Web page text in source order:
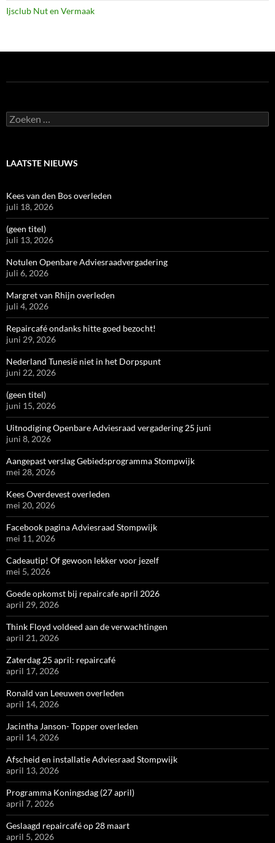
Ijsclub Nut en Vermaak
Zoeken
naar:
LAATSTE NIEUWS
Kees van den Bos overleden
juli 18, 2026
(geen titel)
juli 13, 2026
Notulen Openbare Adviesraadvergadering
juli 6, 2026
Margret van Rhijn overleden
juli 4, 2026
Repaircafé ondanks hitte goed bezocht!
juni 29, 2026
Nederland Tunesië niet in het Dorpspunt
juni 22, 2026
(geen titel)
juni 15, 2026
Uitnodiging Openbare Adviesraad vergadering 25 juni
juni 8, 2026
Aangepast verslag Gebiedsprogramma Stompwijk
mei 28, 2026
Kees Overdevest overleden
mei 20, 2026
Facebook pagina Adviesraad Stompwijk
mei 11, 2026
Cadeautip! Of gewoon lekker voor jezelf
mei 5, 2026
Goede opkomst bij repaircafe april 2026
april 29, 2026
Think Floyd voldeed aan de verwachtingen
april 21, 2026
Zaterdag 25 april: repaircafé
april 17, 2026
Ronald van Leeuwen overleden
april 14, 2026
Jacintha Janson- Topper overleden
april 14, 2026
Afscheid en installatie Adviesraad Stompwijk
april 13, 2026
Programma Koningsdag (27 april)
april 7, 2026
Geslaagd repaircafé op 28 maart
april 5, 2026